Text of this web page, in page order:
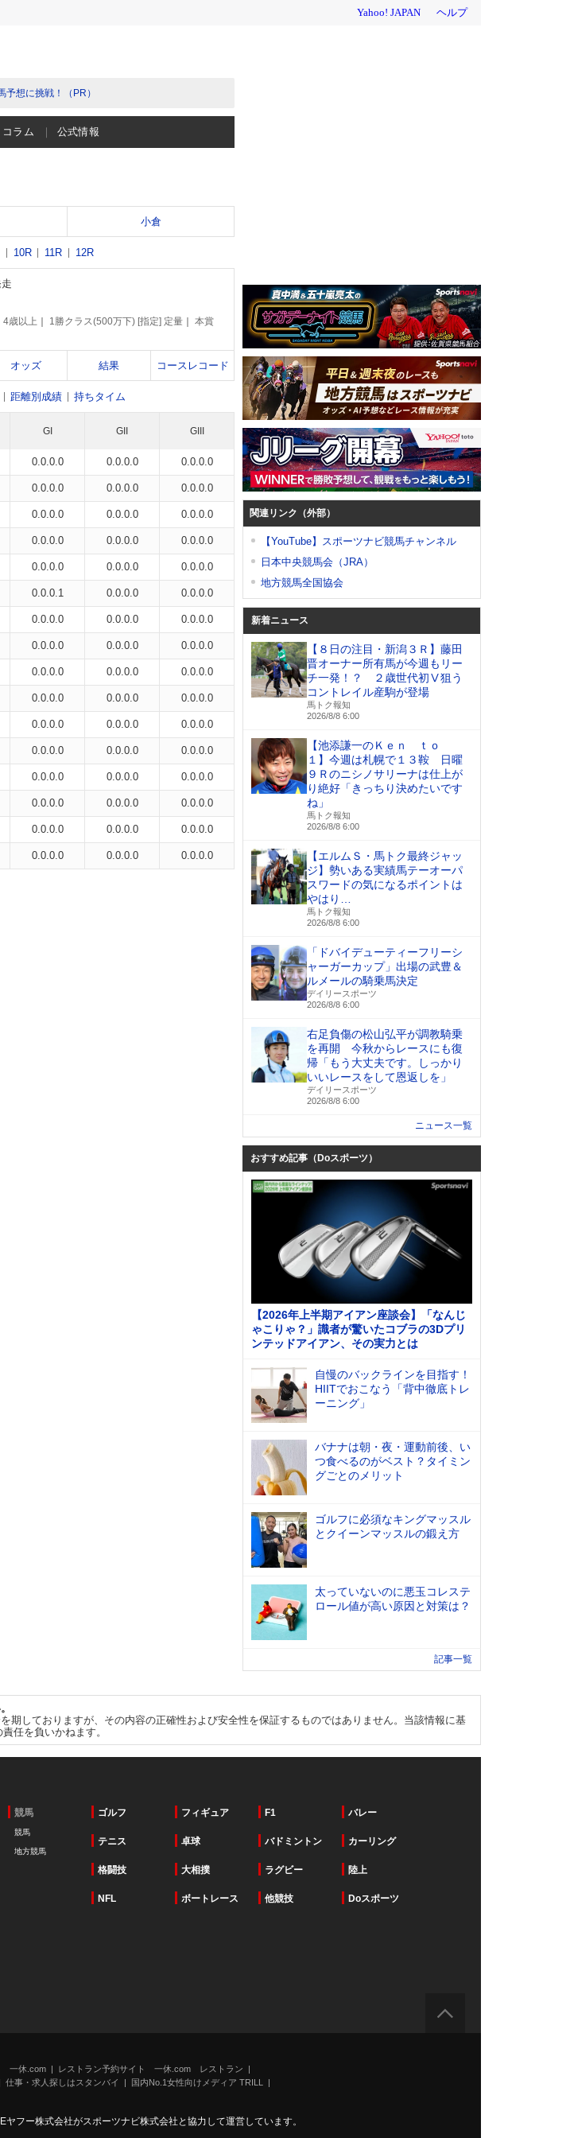
想に挑戦！（PR）
コラム 公式情報
小倉
10R 11R 12R
4歳以上 1勝クラス(500万下) [指定] 定量
本賞
オッズ 結果 コースレコード
距離別成績 持ちタイム
GI GII GIII
0.0.0.0 0.0.0.0 0.0.0.0
0.0.0.0 0.0.0.0 0.0.0.0
0.0.0.0 0.0.0.0 0.0.0.0
0.0.0.0 0.0.0.0 0.0.0.0
0.0.0.0 0.0.0.0 0.0.0.0
0.0.0.1 0.0.0.0 0.0.0.0
0.0.0.0 0.0.0.0 0.0.0.0
0.0.0.0 0.0.0.0 0.0.0.0
0.0.0.0 0.0.0.0 0.0.0.0
0.0.0.0 0.0.0.0 0.0.0.0
0.0.0.0 0.0.0.0 0.0.0.0
0.0.0.0 0.0.0.0 0.0.0.0
0.0.0.0 0.0.0.0 0.0.0.0
0.0.0.0 0.0.0.0 0.0.0.0
0.0.0.0 0.0.0.0 0.0.0.0
0.0.0.0 0.0.0.0 0.0.0.0
関連リンク（外部）
【YouTube】スポーツナビ競馬チャンネル
日本中央競馬会（JRA）
地方競馬全国協会
新着ニュース
【８日の注目・新潟３Ｒ】藤田
晋オーナー所有馬が今週もリー
チ一発！？ ２歳世代初Ⅴ狙う
コントレイル産駒が登場
馬トク報知
2026/8/8 6:00
【池添謙一のＫｅｎ ｔｏ
１】今週は札幌で１３鞍 日曜
９Ｒのニシノサリーナは仕上が
り絶好「きっちり決めたいです
ね」
馬トク報知
2026/8/8 6:00
【エルムＳ・馬トク最終ジャッ
ジ】勢いある実績馬テーオーパ
スワードの気になるポイントは
やはり…
馬トク報知
2026/8/8 6:00
「ドバイデューティーフリーシ
ャーガーカップ」出場の武豊＆
ルメールの騎乗馬決定
デイリースポーツ
2026/8/8 6:00
右足負傷の松山弘平が調教騎乗
を再開 今秋からレースにも復
帰「もう大丈夫です。しっかり
いいレースをして恩返しを」
デイリースポーツ
2026/8/8 6:00
ニュース一覧
おすすめ記事（Doスポーツ）
【2026年上半期アイアン座談会】「なんじ
ゃこりゃ？」識者が驚いたコブラの3Dプリ
ンテッドアイアン、その実力とは
自慢のバックラインを目指す！
HIITでおこなう「背中徹底トレ
ーニング」
バナナは朝・夜・運動前後、い
つ食べるのがベスト？タイミン
グごとのメリット
ゴルフに必須なキングマッスル
とクイーンマッスルの鍛え方
太っていないのに悪玉コレステ
ロール値が高い原因と対策は？
記事一覧
しておりますが、その内容の正確性および安全性を保証するものではありません。当該情報に基
任を負いかねます。
競馬
競馬
地方競馬
ゴルフ フィギュア F1 バレー
テニス 卓球 バドミントン カーリング
格闘技 大相撲 ラグビー 陸上
NFL ボートレース 他競技 Doスポーツ
一休.com
レストラン予約サイト 一休.com レストラン
仕事・求人探しはスタンバイ
国内No.1女性向けメディア TRILL
フー株式会社がスポーツナビ株式会社と協力して運営しています。